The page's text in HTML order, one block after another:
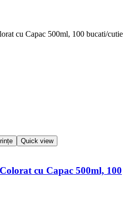
Quick view
cu Capac 500ml, 100